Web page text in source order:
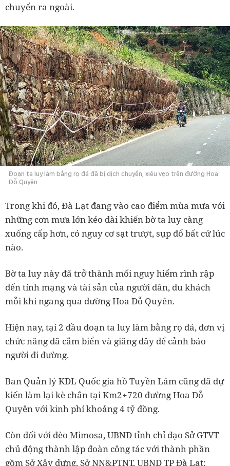
chuyển ra ngoài.
Đoạn ta luy làm bằng rọ đá đã bị dịch chuyển, xiêu vẹo trên đường Hoa
Đỗ Quyên
Trong khi đó, Đà Lạt đang vào cao điểm mùa mưa với
những cơn mưa lớn kéo dài khiến bờ ta luy càng
xuống cấp hơn, có nguy cơ sạt trượt, sụp đổ bất cứ lúc
nào.
Bờ ta luy này đã trở thành mối nguy hiểm rình rập
đến tính mạng và tài sản của người dân, du khách
mỗi khi ngang qua đường Hoa Đỗ Quyên.
Hiện nay, tại 2 đầu đoạn ta luy làm bằng rọ đá, đơn vị
chức năng đã cắm biển và giăng dây để cảnh báo
người đi đường.
Ban Quản lý KDL Quốc gia hồ Tuyền Lâm cũng đã dự
kiến làm lại kè chắn tại Km2+720 đường Hoa Đỗ
Quyên với kinh phí khoảng 4 tỷ đồng.
Còn đối với đèo Mimosa, UBND tỉnh chỉ đạo Sở GTVT
chủ động thành lập đoàn công tác với thành phần
gồm Sở Xây dựng, Sở NN&PTNT, UBND TP Đà Lạt;